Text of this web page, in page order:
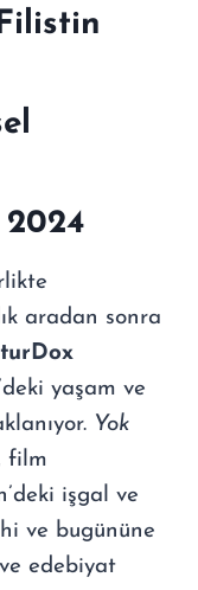
2024
aradan sonra
yaşam ve
Yok
film
işgal ve
ve bugününe
edebiyat